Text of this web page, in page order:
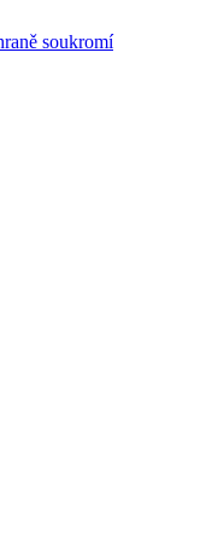
soukromí